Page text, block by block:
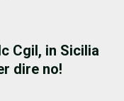
Cgil, in Sicilia
dire no!